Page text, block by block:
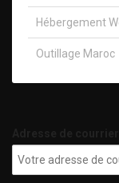
Hébergement
Outillage Maroc